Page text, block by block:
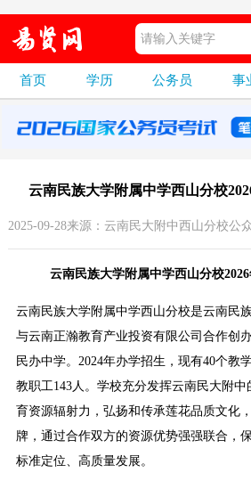
首页 学历 公务员 事
云南民族大学附属中学西山分校
2025-09-28来源：云南民大附中西山分校公
云南民族大学附属中学西山分校
云南民族大学附属中学西山分校是云南民
与云南正瀚教育产业投资有限公司合作创
民办中学。2024年办学招生，现有40个教
教职工143人。学校充分发挥云南民大附
育资源辐射力，弘扬和传承莲花品质文化
牌，通过合作双方的资源优势强强联合，
标准定位、高质量发展。